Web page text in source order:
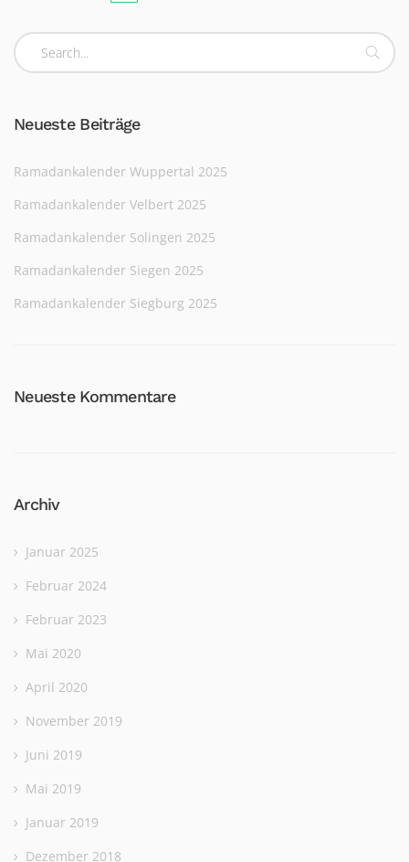
Neueste Beiträge
Ramadankalender Wuppertal 2025
Ramadankalender Velbert 2025
Ramadankalender Solingen 2025
Ramadankalender Siegen 2025
Ramadankalender Siegburg 2025
Neueste Kommentare
Archiv
Januar 2025
Februar 2024
Februar 2023
Mai 2020
April 2020
November 2019
Juni 2019
Mai 2019
Januar 2019
Dezember 2018